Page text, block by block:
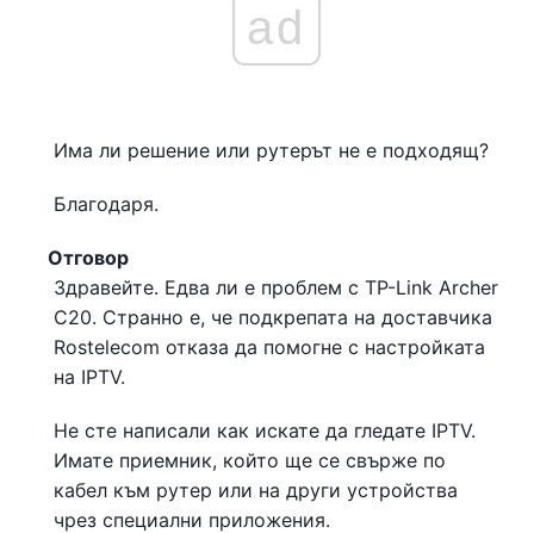
ad
Има ли решение или рутерът не е подходящ?
Благодаря.
Отговор
Здравейте. Едва ли е проблем с TP-Link Archer
C20. Странно е, че подкрепата на доставчика
Rostelecom отказа да помогне с настройката
на IPTV.
Не сте написали как искате да гледате IPTV.
Имате приемник, който ще се свърже по
кабел към рутер или на други устройства
чрез специални приложения.